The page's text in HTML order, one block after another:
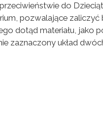
do
pozwalające
dotąd materiału,
zaznaczony układ